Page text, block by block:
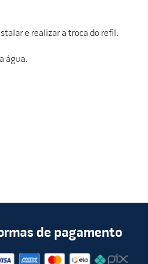
e realizar a troca do refil.
água.
de pagamento